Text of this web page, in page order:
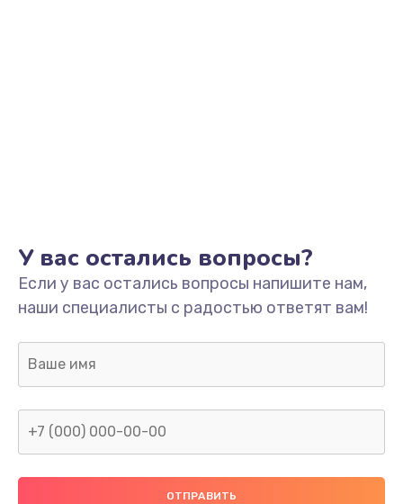
Замена/Pемонт карбюратора
1300 руб.
Заказать
Ремонт капиллярной трубки
400 руб.
У вас остались вопросы?
Если у вас остались вопросы напишите нам,
наши специалисты с радостью ответят вам!